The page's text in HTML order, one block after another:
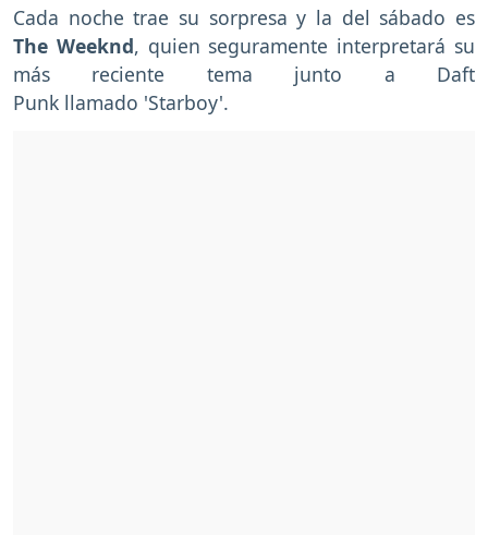
Cada noche trae su sorpresa y la del sábado es
The Weeknd, quien seguramente interpretará su
más reciente tema junto a Daft
Punk llamado 'Starboy'.